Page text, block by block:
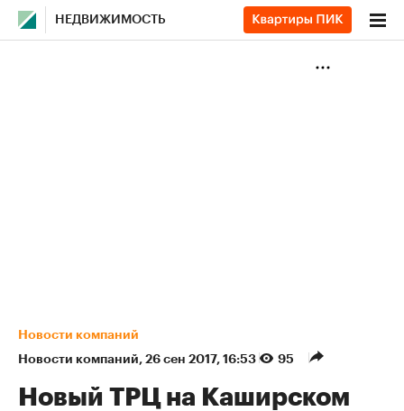
НЕДВИЖИМОСТЬ
Новости компаний
Новости компаний⁠, 26 сен 2017, 16:53 95
Новый ТРЦ на Каширском